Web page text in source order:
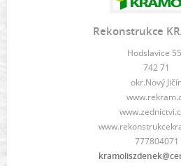
Rekonstrukce
Hodslavice
742 71
okr.Nový
777804071